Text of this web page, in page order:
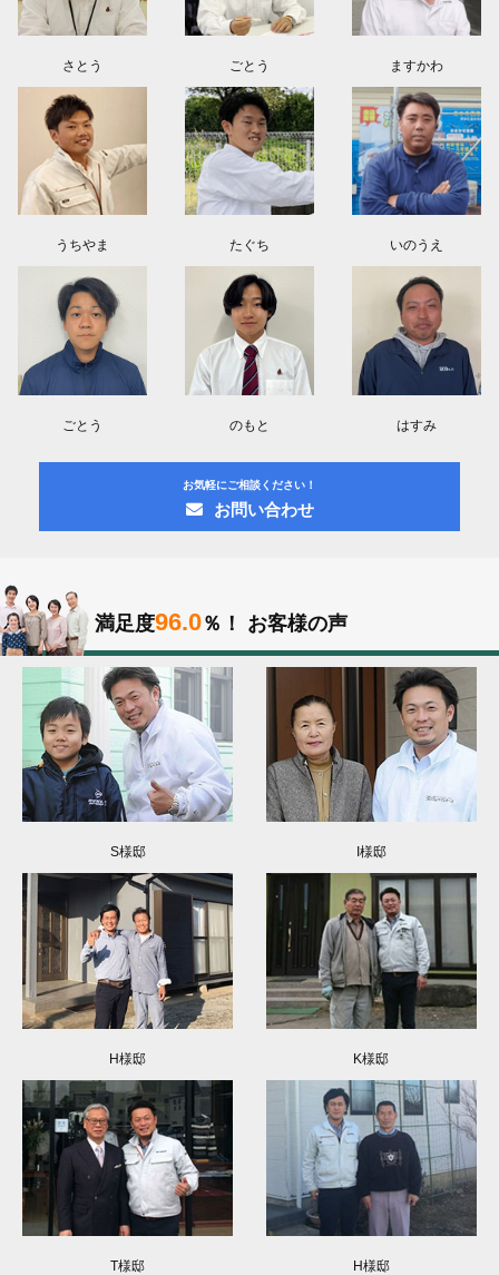
2026.08.02
東京都練馬区K様よりお問い合わせ頂きました。ありがとう御座います！
さとう ごとう ますかわ
うちやま たぐち いのうえ
ごとう のもと はすみ
お気軽にご相談ください！
お問い合わせ
満足度96.0％！ お客様の声
S様邸 I様邸
H様邸 K様邸
T様邸 H様邸